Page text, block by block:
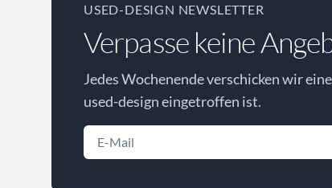
USED-DESIGN NEWSLETTER
Verpasse keine
Jedes Wochenende verschicken wir
used-design eingetroffen ist.